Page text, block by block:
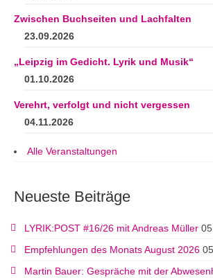
Lyrikschaufenster im Literaturhaus
Zwischen Buchseiten und Lachfalten
23.09.2026
„Leipzig im Gedicht. Lyrik und Musik“
01.10.2026
Verehrt, verfolgt und nicht vergessen
04.11.2026
Alle Veranstaltungen
Neueste Beiträge
LYRIK:POST #16/26 mit Andreas Müller
Empfehlungen des Monats August 2026
Martin Bauer: Gespräche mit der